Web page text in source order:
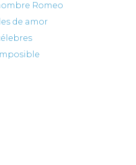
Romeo
de amor